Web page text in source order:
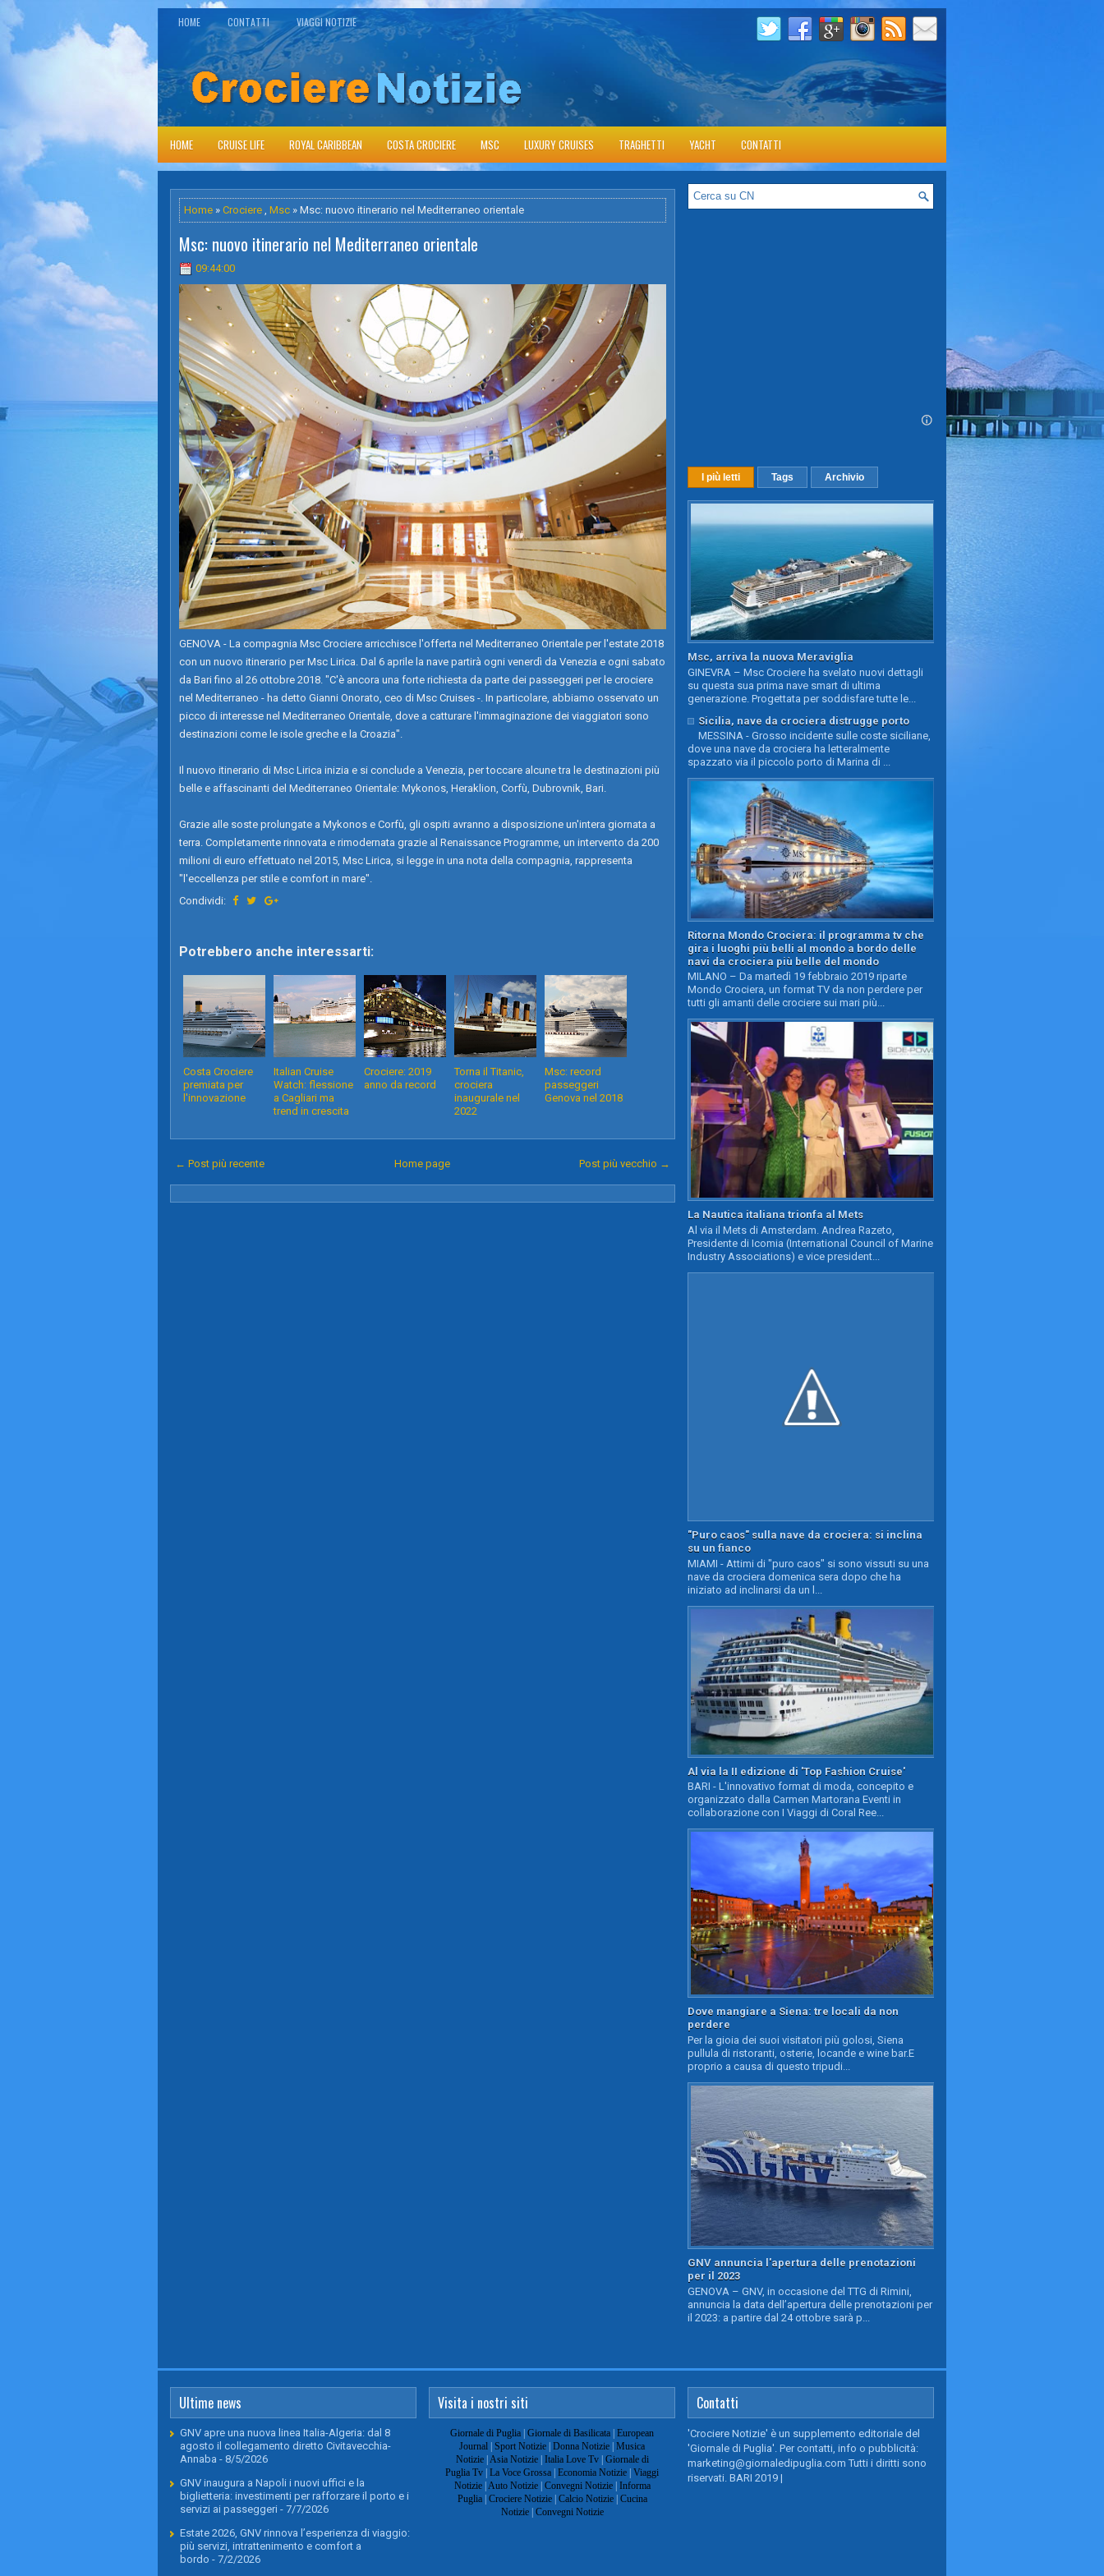
HOME CONTATTI VIAGGI NOTIZIE
HOME CRUISE LIFE ROYAL CARIBBEAN COSTA CROCIERE MSC LUXURY CRUISES TRAGHETTI YACHT CONTATTI
Home » Crociere , Msc » Msc: nuovo itinerario nel Mediterraneo orientale
Msc: nuovo itinerario nel Mediterraneo orientale
09:44:00
GENOVA - La compagnia Msc Crociere arricchisce l'offerta nel Mediterraneo Orientale per l'estate 2018
con un nuovo itinerario per Msc Lirica. Dal 6 aprile la nave partirà ogni venerdì da Venezia e ogni sabato
da Bari fino al 26 ottobre 2018. "C'è ancora una forte richiesta da parte dei passeggeri per le crociere
nel Mediterraneo - ha detto Gianni Onorato, ceo di Msc Cruises -. In particolare, abbiamo osservato un
picco di interesse nel Mediterraneo Orientale, dove a catturare l'immaginazione dei viaggiatori sono
destinazioni come le isole greche e la Croazia".
Il nuovo itinerario di Msc Lirica inizia e si conclude a Venezia, per toccare alcune tra le destinazioni più
belle e affascinanti del Mediterraneo Orientale: Mykonos, Heraklion, Corfù, Dubrovnik, Bari.
Grazie alle soste prolungate a Mykonos e Corfù, gli ospiti avranno a disposizione un'intera giornata a
terra. Completamente rinnovata e rimodernata grazie al Renaissance Programme, un intervento da 200
milioni di euro effettuato nel 2015, Msc Lirica, si legge in una nota della compagnia, rappresenta
"l'eccellenza per stile e comfort in mare".
Condividi:
Potrebbero anche interessarti:
Costa Crociere
premiata per
l'innovazione
Italian Cruise
Watch: flessione
a Cagliari ma
trend in crescita
Crociere: 2019
anno da record
Torna il Titanic,
crociera
inaugurale nel
2022
Msc: record
passeggeri
Genova nel 2018
← Post più recente Post più vecchio →
Home page
I più letti Tags Archivio
Msc, arriva la nuova Meraviglia
GINEVRA – Msc Crociere ha svelato nuovi dettagli
su questa sua prima nave smart di ultima
generazione. Progettata per soddisfare tutte le...
Sicilia, nave da crociera distrugge porto
MESSINA - Grosso incidente sulle coste siciliane,
dove una nave da crociera ha letteralmente
spazzato via il piccolo porto di Marina di ...
Ritorna Mondo Crociera: il programma tv che
gira i luoghi più belli al mondo a bordo delle
navi da crociera più belle del mondo
MILANO – Da martedì 19 febbraio 2019 riparte
Mondo Crociera, un format TV da non perdere per
tutti gli amanti delle crociere sui mari più...
La Nautica italiana trionfa al Mets
Al via il Mets di Amsterdam. Andrea Razeto,
Presidente di Icomia (International Council of Marine
Industry Associations) e vice president...
"Puro caos" sulla nave da crociera: si inclina
su un fianco
MIAMI - Attimi di "puro caos" si sono vissuti su una
nave da crociera domenica sera dopo che ha
iniziato ad inclinarsi da un l...
Al via la II edizione di 'Top Fashion Cruise'
BARI - L'innovativo format di moda, concepito e
organizzato dalla Carmen Martorana Eventi in
collaborazione con I Viaggi di Coral Ree...
Dove mangiare a Siena: tre locali da non
perdere
Per la gioia dei suoi visitatori più golosi, Siena
pullula di ristoranti, osterie, locande e wine bar.E
proprio a causa di questo tripudi...
GNV annuncia l'apertura delle prenotazioni
per il 2023
GENOVA – GNV, in occasione del TTG di Rimini,
annuncia la data dell’apertura delle prenotazioni per
il 2023: a partire dal 24 ottobre sarà p...
Ultime news
GNV apre una nuova linea Italia-Algeria: dal 8
agosto il collegamento diretto Civitavecchia-
Annaba - 8/5/2026
GNV inaugura a Napoli i nuovi uffici e la
biglietteria: investimenti per rafforzare il porto e i
servizi ai passeggeri - 7/7/2026
Estate 2026, GNV rinnova l’esperienza di viaggio:
più servizi, intrattenimento e comfort a
bordo - 7/2/2026
Visita i nostri siti
Giornale di Puglia | Giornale di Basilicata | European
Journal | Sport Notizie | Donna Notizie | Musica
Notizie| Asia Notizie| Italia Love Tv| Giornale di
Puglia Tv | La Voce Grossa | Economia Notizie | Viaggi
Notizie| Auto Notizie| Convegni Notizie| Informa
Puglia| Crociere Notizie| Calcio Notizie| Cucina
Notizie| Convegni Notizie
Contatti
'Crociere Notizie' è un supplemento editoriale del
'Giornale di Puglia'. Per contatti, info o pubblicità:
marketing@giornaledipuglia.com Tutti i diritti sono
riservati. BARI 2019 |